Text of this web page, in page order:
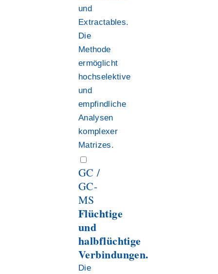
und
Extractables.
Die
Methode
ermöglicht
hochselektive
und
empfindliche
Analysen
komplexer
Matrizes.
GC /
GC-
MS
Flüchtige
und
halbflüchtige
Verbindungen.
Die